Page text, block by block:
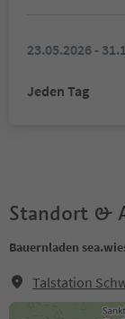
23.05.2026 -
Jeden Tag
Standort &
Bauernladen
Talstation